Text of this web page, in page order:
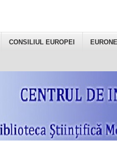
CONSILIUL EUROPEI